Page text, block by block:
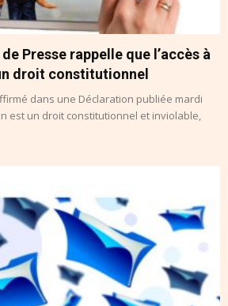
Presse rappelle que l’accès à
droit constitutionnel
dans une Déclaration publiée mardi
est un droit constitutionnel et inviolable,